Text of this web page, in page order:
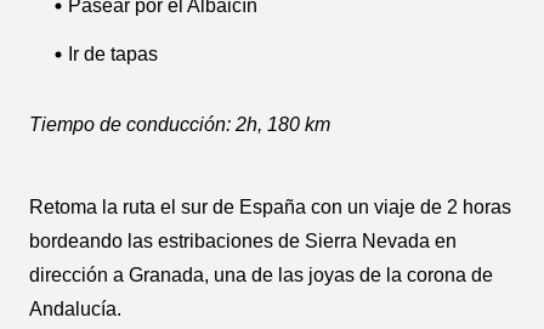
Pasear por el Albaicín
Ir de tapas
Tiempo de conducción: 2h, 180 km
Retoma la ruta el sur de España con un viaje de 2 horas
bordeando las estribaciones de Sierra Nevada en
dirección a Granada, una de las joyas de la corona de
Andalucía.